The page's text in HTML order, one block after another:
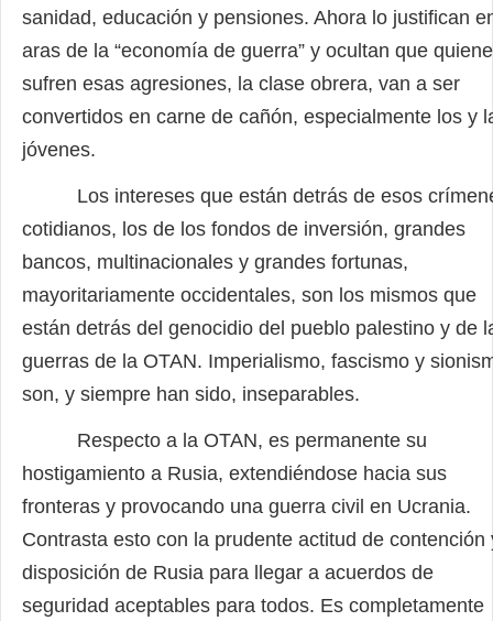
sanidad, educación y pensiones. Ahora lo justifican
aras de la “economía de guerra” y ocultan que
sufren esas agresiones, la clase obrera, van a ser
convertidos en carne de cañón, especialmente los y
jóvenes.
Los intereses que están detrás de esos
cotidianos, los de los fondos de inversión, grandes
bancos, multinacionales y grandes fortunas,
mayoritariamente occidentales, son los mismos que
están detrás del genocidio del pueblo palestino y de
guerras de la OTAN. Imperialismo, fascismo y
son, y siempre han sido, inseparables.
Respecto a la OTAN, es permanente su
hostigamiento a Rusia, extendiéndose hacia sus
fronteras y provocando una guerra civil en Ucrania.
Contrasta esto con la prudente actitud de contención
disposición de Rusia para llegar a acuerdos de
seguridad aceptables para todos. Es completamente